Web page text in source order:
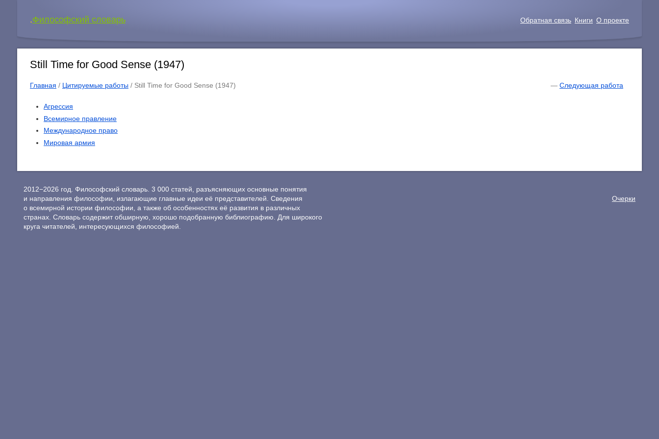
.Философский словарь Обратная связь Книги О проекте
Still Time for Good Sense (1947)
Главная / Цитируемые работы / Still Time for Good Sense (1947) —Следующая работа
Агрессия
Всемирное правление
Международное право
Мировая армия
2012−2026 год. Философский словарь. 3 000 статей, разъясняющих основные понятия
и направления философии, излагающие главные идеи её представителей. Сведения
о всемирной истории философии, а также об особенностях её развития в различных
странах. Словарь содержит обширную, хорошо подобранную библиографию. Для широкого
круга читателей, интересующихся философией.
Очерки